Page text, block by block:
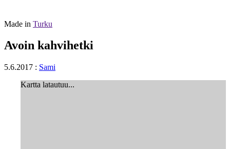
Made in Turku
Avoin kahvihetki
5.6.2017 : Sami
Kartta latautuu...